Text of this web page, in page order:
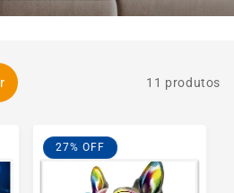
11 produtos
27% OFF